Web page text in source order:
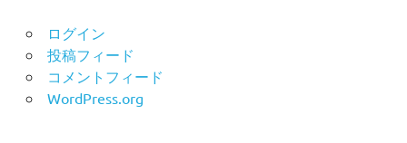
ログイン
投稿フィード
コメントフィード
WordPress.org